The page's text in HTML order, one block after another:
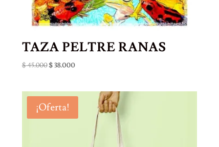
TAZA PELTRE RANAS
$45.000El
era:
$ 45.000.
$38.000El
es:
$ 38.000.
¡Oferta!